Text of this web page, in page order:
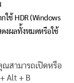
ใช้ HDR (Windows
งผลทั้งหมดหรือใช้
ณสามารถเปิดหรือ
Alt + B